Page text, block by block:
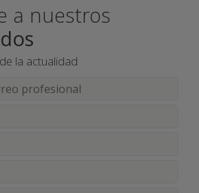
a nuestros
la actualidad